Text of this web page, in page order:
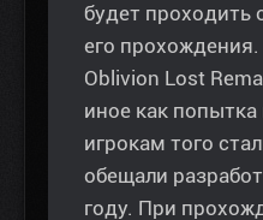
будет проходить
его
Oblivion Lost
иное как
игрокам того
обещали
году. При